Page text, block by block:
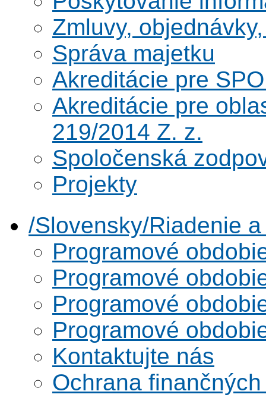
Zmluvy,
Správa majetku
Akreditácie pre
Akreditácie pre
219/2014 Z. z.
Spoločenská
Projekty
/Slovensky/Riadenie
Programové
Programové
Programové
Programové
Kontaktujte nás
Ochrana